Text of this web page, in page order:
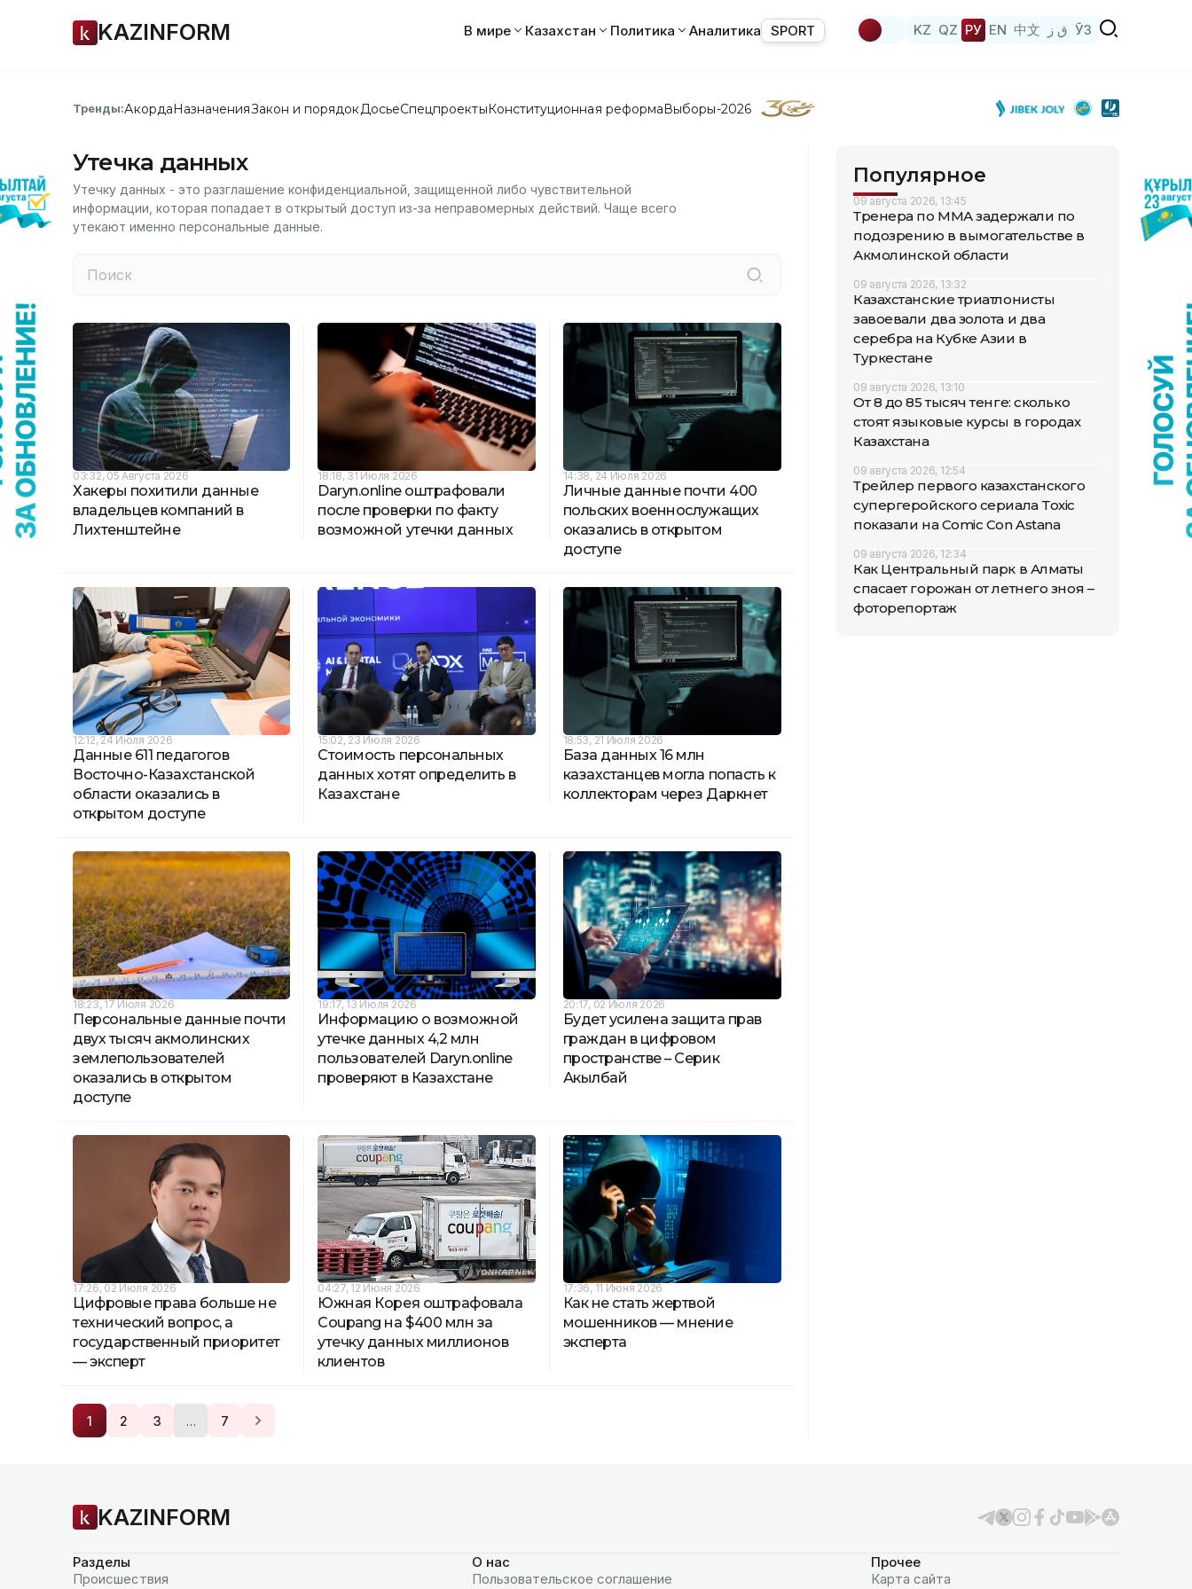
KAZINFORM В мире Казахстан Политика Аналитика SPORT KZ QZ РУ EN 中文 ق ز ЎЗ
Тренды:АкордаНазначенияЗакон и порядок ДосьеСпецпроектыКонституционная реформаВыборы-2026
Утечка данных
Утечку данных - это разглашение конфиденциальной, защищенной либо чувствительной
информации, которая попадает в открытый доступ из-за неправомерных действий. Чаще всего
утекают именно персональные данные.
03:32, 05 Августа 2026
Хакеры похитили данные
владельцев компаний в
Лихтенштейне
18:18, 31 Июля 2026
Daryn.online оштрафовали
после проверки по факту
возможной утечки данных
14:38, 24 Июля 2026
Личные данные почти 400
польских военнослужащих
оказались в открытом
доступе
12:12, 24 Июля 2026
Данные 611 педагогов
Восточно-Казахстанской
области оказались в
открытом доступе
15:02, 23 Июля 2026
Стоимость персональных
данных хотят определить в
Казахстане
18:53, 21 Июля 2026
База данных 16 млн
казахстанцев могла попасть к
коллекторам через Даркнет
18:23, 17 Июля 2026
Персональные данные почти
двух тысяч акмолинских
землепользователей
оказались в открытом
доступе
19:17, 13 Июля 2026
Информацию о возможной
утечке данных 4,2 млн
пользователей Daryn.online
проверяют в Казахстане
20:17, 02 Июля 2026
Будет усилена защита прав
граждан в цифровом
пространстве – Серик
Акылбай
17:26, 02 Июля 2026
Цифровые права больше не
технический вопрос, а
государственный приоритет
— эксперт
04:27, 12 Июня 2026
Южная Корея оштрафовала
Coupang на $400 млн за
утечку данных миллионов
клиентов
17:36, 11 Июня 2026
Как не стать жертвой
мошенников — мнение
эксперта
1 2 3 … 7
Популярное
09 августа 2026, 13:45
Тренера по ММА задержали по
подозрению в вымогательстве в
Акмолинской области
09 августа 2026, 13:32
Казахстанские триатлонисты
завоевали два золота и два
серебра на Кубке Азии в
Туркестане
09 августа 2026, 13:10
От 8 до 85 тысяч тенге: сколько
стоят языковые курсы в городах
Казахстана
09 августа 2026, 12:54
Трейлер первого казахстанского
супергеройского сериала Toxic
показали на Comic Con Astana
09 августа 2026, 12:34
Как Центральный парк в Алматы
спасает горожан от летнего зноя –
фоторепортаж
KAZINFORM
Разделы
Происшествия
О нас
Пользовательское соглашение
Прочее
Карта сайта